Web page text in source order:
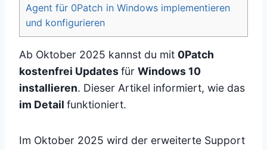
Agent für 0Patch in Windows implementieren
und konfigurieren
Ab Oktober 2025 kannst du mit 0Patch
kostenfrei Updatesfür Windows 10
installieren. Dieser Artikel informiert, wie das
im Detail funktioniert.
Im Oktober 2025 wird der erweiterte Support